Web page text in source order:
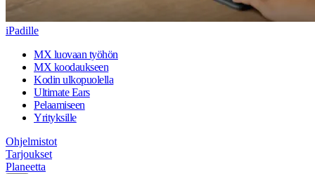
iPadille
MX luovaan työhön
MX koodaukseen
Kodin ulkopuolella
Ultimate Ears
Pelaamiseen
Yrityksille
Ohjelmistot
Tarjoukset
Planeetta